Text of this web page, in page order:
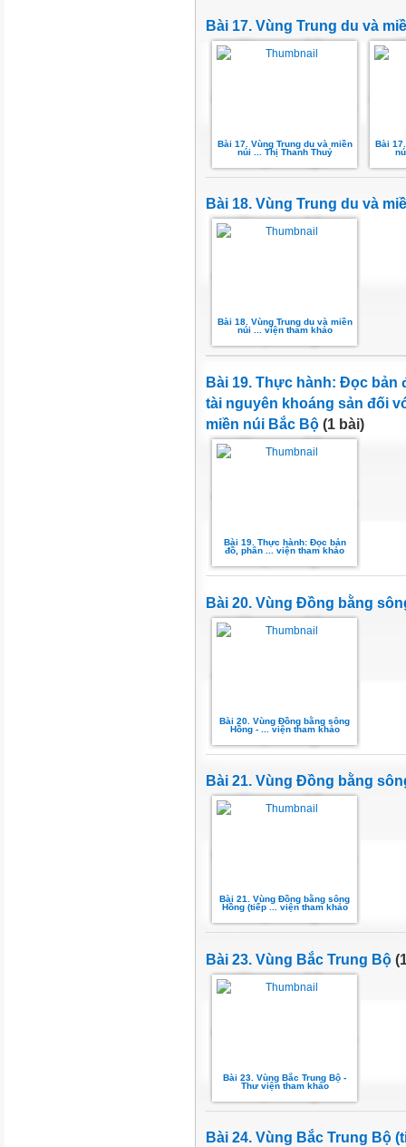
Bài 17. Vùng Trung du và
Bài 17. Vùng Trung du và miền
núi ... Thị Thanh Thuỷ
Bài
Bài 18. Vùng Trung du và
Bài 18. Vùng Trung du và miền
núi ... viện tham khảo
Bài 19. Thực hành: Đọc
tài nguyên khoáng sản đối
miền núi Bắc Bộ (1 bài)
Bài 19. Thực hành: Đọc bản
đồ, phân ... viện tham khảo
Bài 20. Vùng Đồng bằng
Bài 20. Vùng Đồng bằng sông
Hồng - ... viện tham khảo
Bài 21. Vùng Đồng bằng
Bài 21. Vùng Đồng bằng sông
Hồng (tiếp ... viện tham khảo
Bài 23. Vùng Bắc Trung Bộ
Bài 23. Vùng Bắc Trung Bộ -
Thư viện tham khảo
Bài 24. Vùng Bắc Trung Bộ